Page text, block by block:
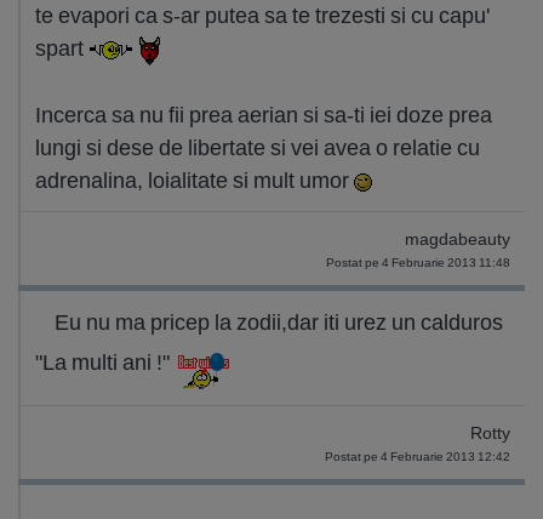
te evapori ca s-ar putea sa te trezesti si cu capu'
spart
Incerca sa nu fii prea aerian si sa-ti iei doze prea
lungi si dese de libertate si vei avea o relatie cu
adrenalina, loialitate si mult umor
magdabeauty
Postat pe 4 Februarie 2013 11:48
Eu nu ma pricep la zodii,dar iti urez un calduros
"La multi ani !"
Rotty
Postat pe 4 Februarie 2013 12:42